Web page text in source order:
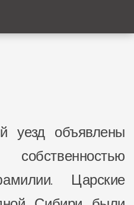
уезд объявлены
Царские